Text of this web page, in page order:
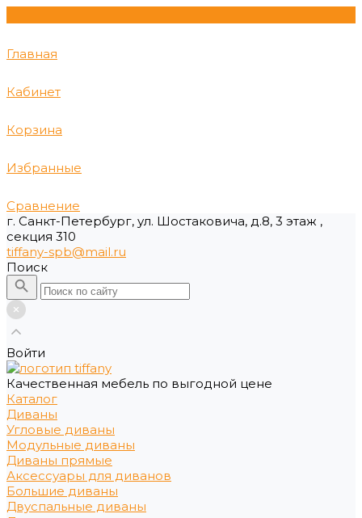
Главная
Кабинет
Корзина
Избранные
Сравнение
г. Санкт-Петербург, ул. Шостаковича, д.8, 3 этаж ,
секция 310
tiffany-spb@mail.ru
Поиск
Войти
Качественная мебель по выгодной цене
Каталог
Диваны
Угловые диваны
Модульные диваны
Диваны прямые
Аксессуары для диванов
Большие диваны
Двуспальные диваны